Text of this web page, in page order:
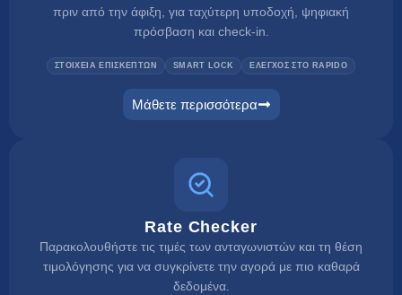
πριν από την άφιξη, για ταχύτερη υποδοχή, ψηφιακή
πρόσβαση και check-in.
ΣΤΟΙΧΕΙΑ ΕΠΙΣΚΕΠΤΩΝ SMART LOCK ΕΛΕΓΧΟΣ ΣΤΟ RAPIDO
Μάθετε περισσότερα
self check in
Rate Checker
Παρακολουθήστε τις τιμές των ανταγωνιστών και τη θέση
τιμολόγησης για να συγκρίνετε την αγορά με πιο καθαρά
δεδομένα.